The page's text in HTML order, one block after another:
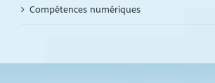
Compétences numériques